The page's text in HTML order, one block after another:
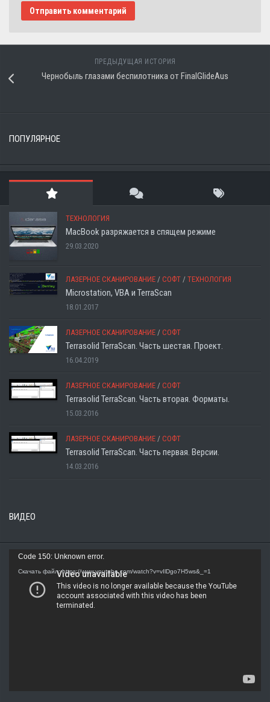
ПРЕДЫДУЩАЯ ИСТОРИЯ
Чернобыль глазами беспилотника от FinalGlideAus
ПОПУЛЯРНОЕ
ТЕХНОЛОГИЯ
MacBook разряжается в спящем режиме
29.03.2020
ЛАЗЕРНОЕ СКАНИРОВАНИЕ / СОФТ / ТЕХНОЛОГИЯ
Microstation, VBA и TerraScan
18.01.2017
ЛАЗЕРНОЕ СКАНИРОВАНИЕ / СОФТ
Terrasolid TerraScan. Часть шестая. Проект.
16.04.2019
ЛАЗЕРНОЕ СКАНИРОВАНИЕ / СОФТ
Terrasolid TerraScan. Часть вторая. Форматы.
15.03.2016
ЛАЗЕРНОЕ СКАНИРОВАНИЕ / СОФТ
Terrasolid TerraScan. Часть первая. Версии.
14.03.2016
ВИДЕО
Видеоплеер
Code 150: Unknown error.
Скачать файл: https://www.youtube.com/watch?v=vIlDgo7H5ws&_=1